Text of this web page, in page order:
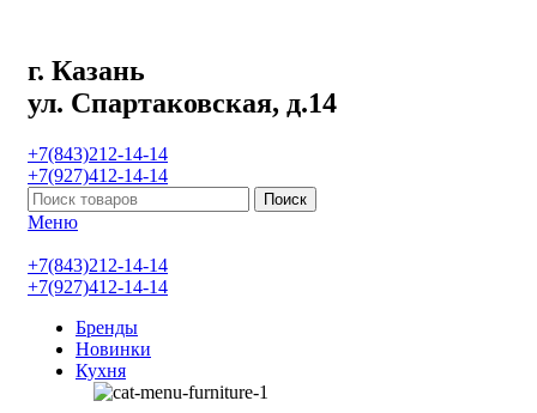
г. Казань
ул. Спартаковская, д.14
+7(843)212-14-14
+7(927)412-14-14
Поиск
Меню
+7(843)212-14-14
+7(927)412-14-14
Бренды
Новинки
Кухня